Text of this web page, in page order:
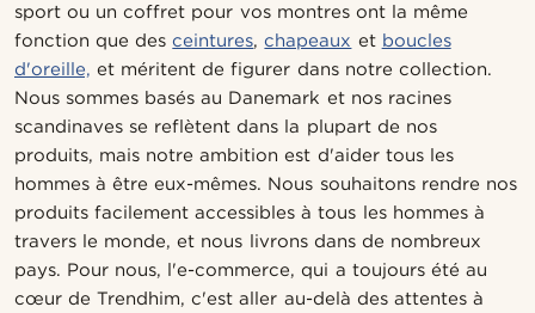
sport ou un coffret pour vos montres ont la même
fonction que desceintures,chapeaux et boucles
d'oreille, et méritent de figurer dans notre collection.
Nous sommes basés au Danemark et nos racines
scandinaves se reflètent dans la plupart de nos
produits, mais notre ambition est d'aider tous les
hommes à être eux-mêmes. Nous souhaitons rendre nos
produits facilement accessibles à tous les hommes à
travers le monde, et nous livrons dans de nombreux
pays. Pour nous, l'e-commerce, qui a toujours été au
cœur de Trendhim, c'est aller au-delà des attentes à